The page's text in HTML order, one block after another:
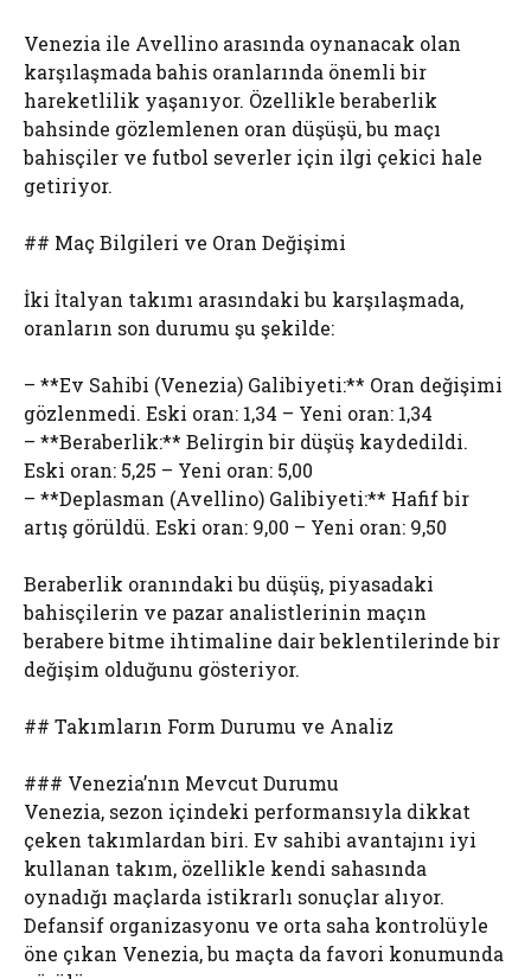
Venezia ile Avellino arasında oynanacak olan
karşılaşmada bahis oranlarında önemli bir
hareketlilik yaşanıyor. Özellikle beraberlik
bahsinde gözlemlenen oran düşüşü, bu maçı
bahisçiler ve futbol severler için ilgi çekici hale
getiriyor.
## Maç Bilgileri ve Oran Değişimi
İki İtalyan takımı arasındaki bu karşılaşmada,
oranların son durumu şu şekilde:
– **Ev Sahibi (Venezia) Galibiyeti:** Oran değişimi
gözlenmedi. Eski oran: 1,34 – Yeni oran: 1,34
– **Beraberlik:** Belirgin bir düşüş kaydedildi.
Eski oran: 5,25 – Yeni oran: 5,00
– **Deplasman (Avellino) Galibiyeti:** Hafif bir
artış görüldü. Eski oran: 9,00 – Yeni oran: 9,50
Beraberlik oranındaki bu düşüş, piyasadaki
bahisçilerin ve pazar analistlerinin maçın
berabere bitme ihtimaline dair beklentilerinde bir
değişim olduğunu gösteriyor.
## Takımların Form Durumu ve Analiz
### Venezia’nın Mevcut Durumu
Venezia, sezon içindeki performansıyla dikkat
çeken takımlardan biri. Ev sahibi avantajını iyi
kullanan takım, özellikle kendi sahasında
oynadığı maçlarda istikrarlı sonuçlar alıyor.
Defansif organizasyonu ve orta saha kontrolüyle
öne çıkan Venezia, bu maçta da favori konumunda